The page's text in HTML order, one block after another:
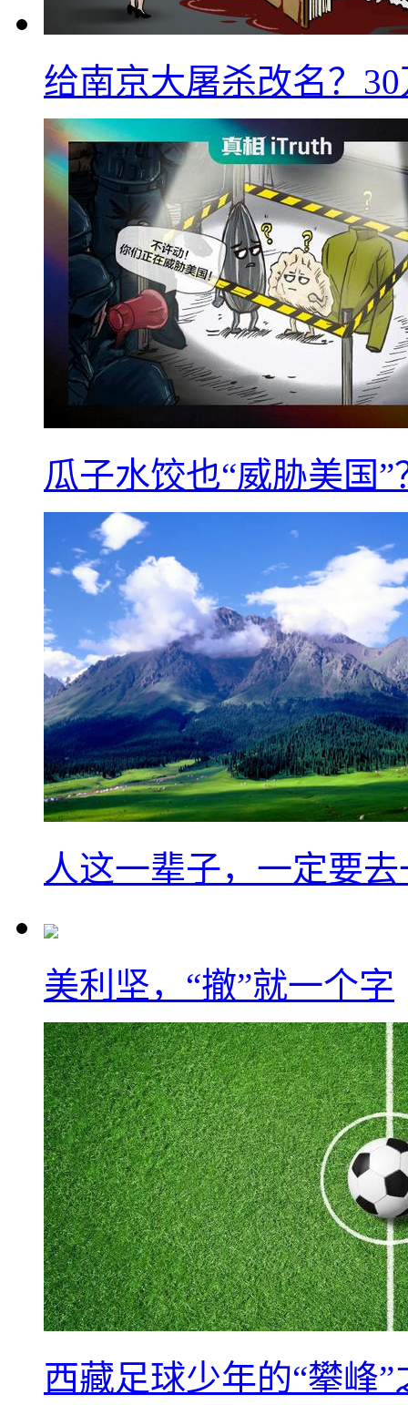
给南京大屠杀改名？
瓜子水饺也“威胁美国”
人这一辈子，一定要
美利坚，“撤”就一个字
西藏足球少年的“攀峰